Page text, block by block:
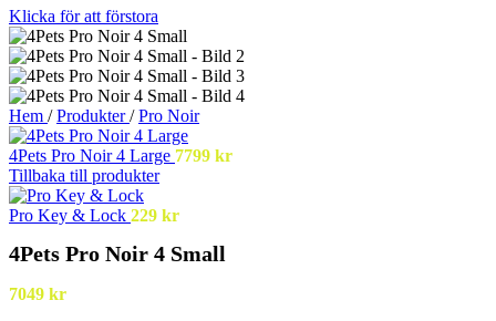
Klicka för att förstora
Hem / Produkter/ Pro Noir
4Pets Pro Noir 4 Large 7799 kr
Tillbaka till produkter
Pro Key & Lock 229 kr
4Pets Pro Noir 4 Small
7049 kr